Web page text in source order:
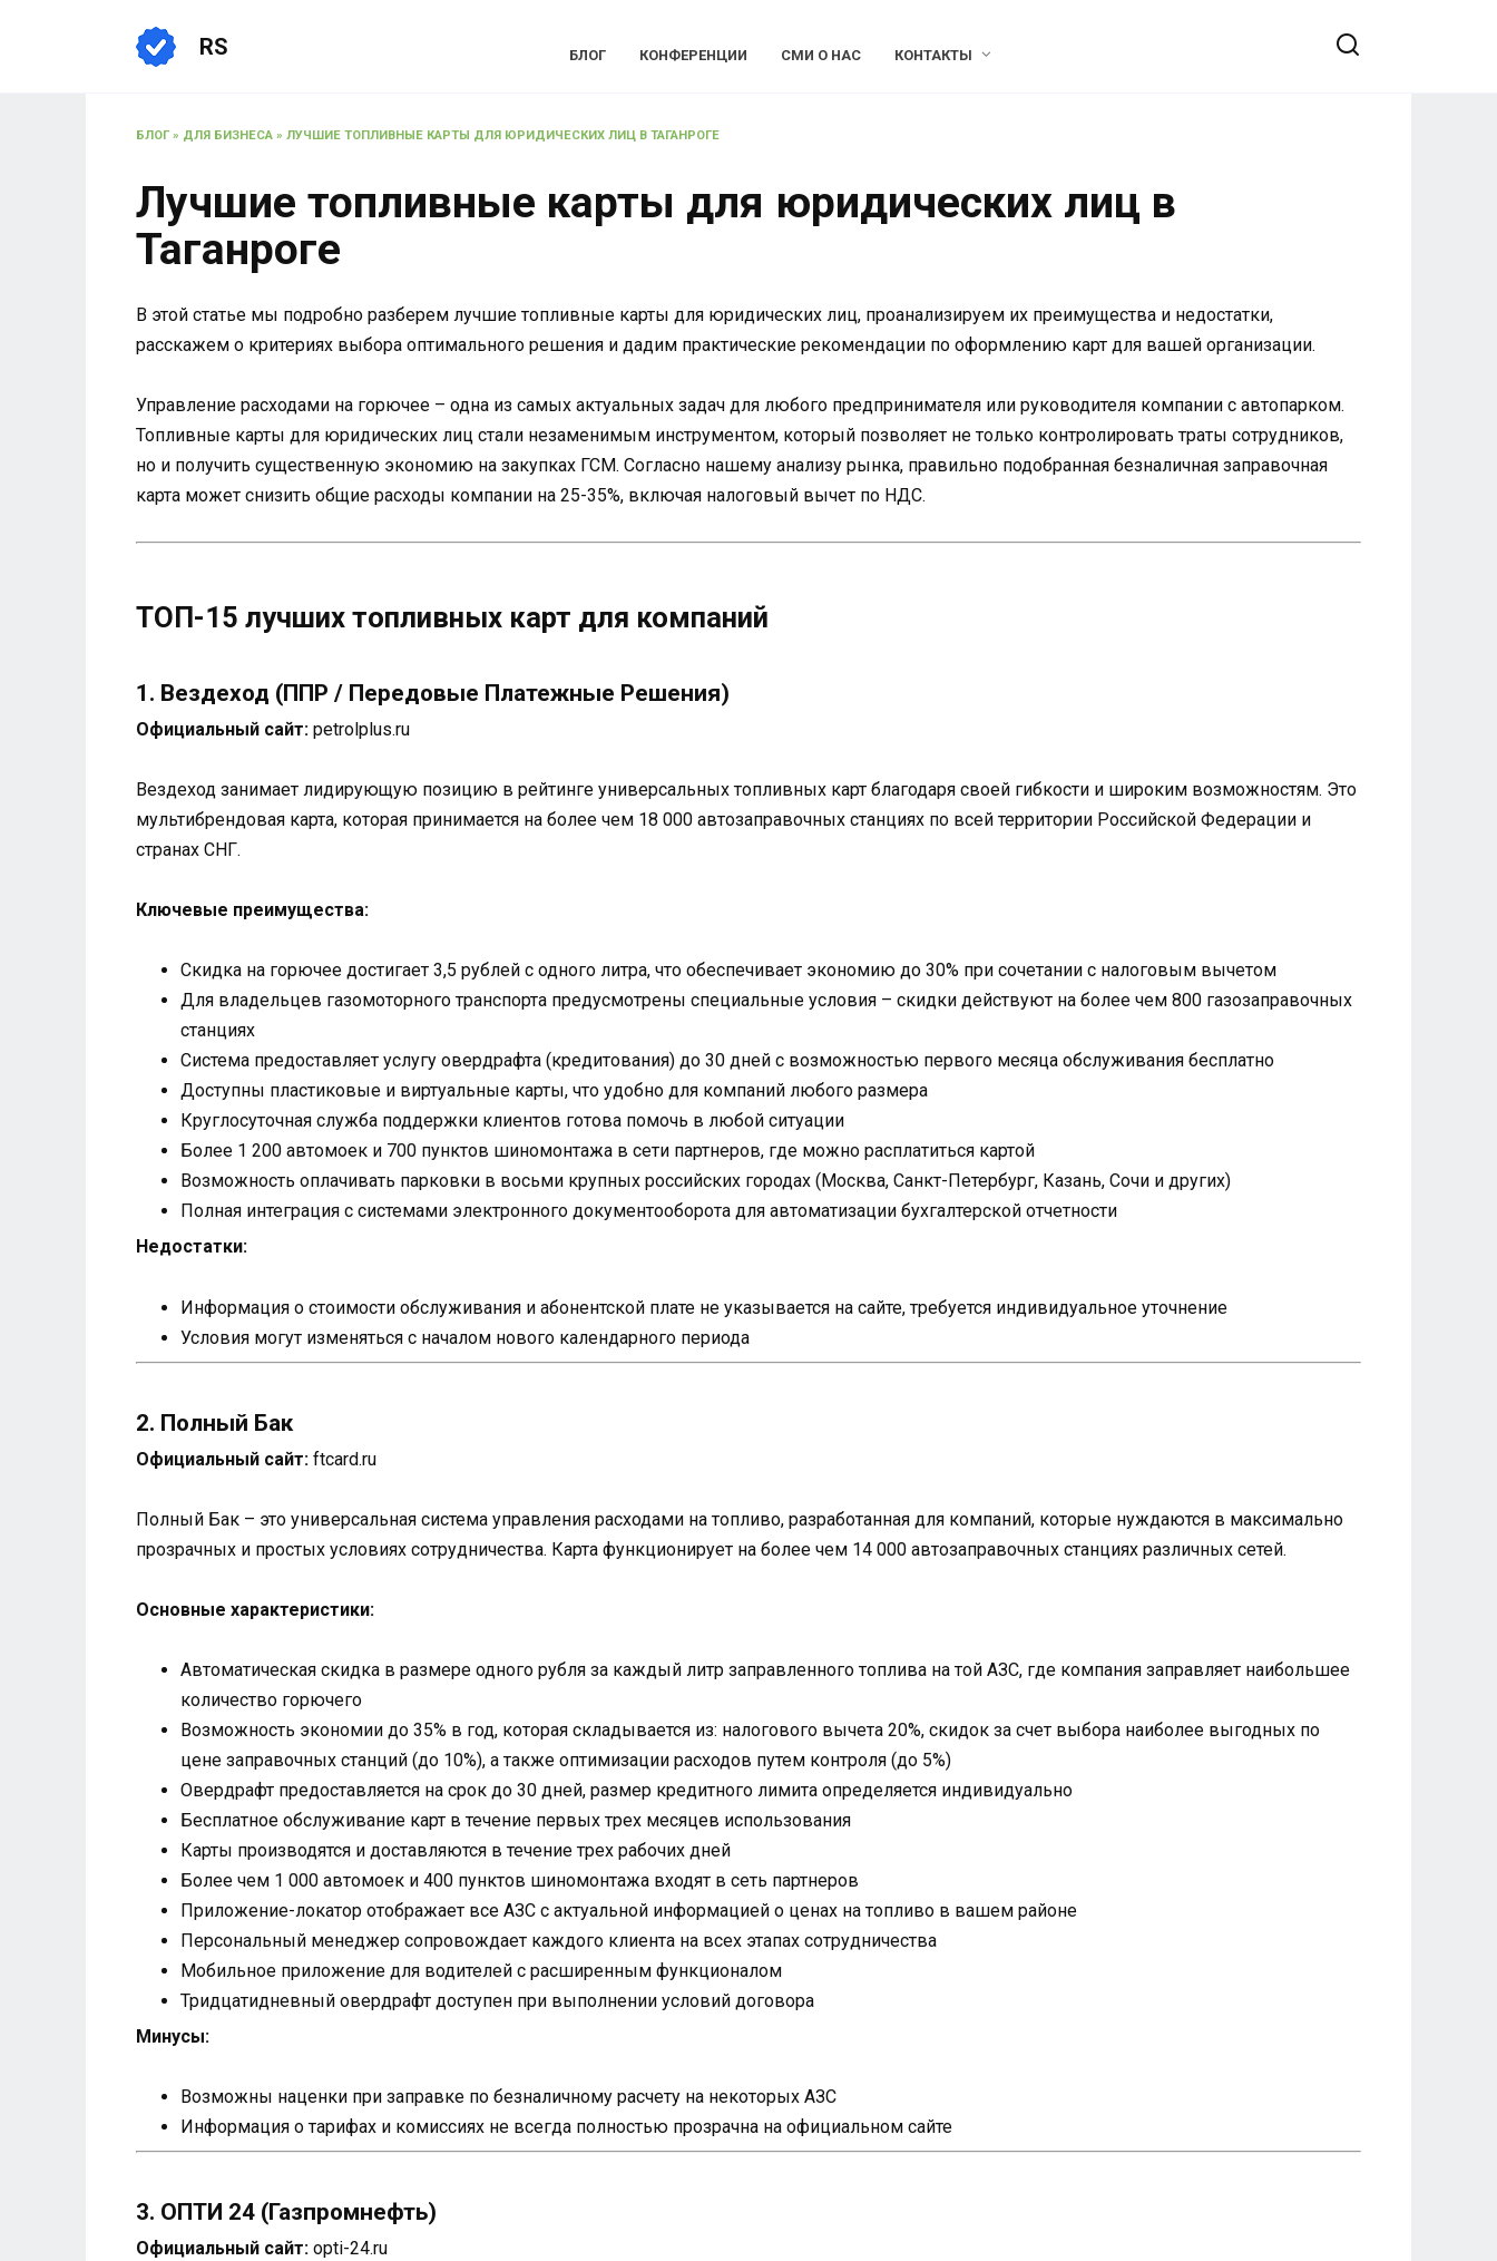
RS БЛОГ КОНФЕРЕНЦИИ СМИ О НАС КОНТАКТЫ
БЛОГ» ДЛЯ БИЗНЕСА » ЛУЧШИЕ ТОПЛИВНЫЕ КАРТЫ ДЛЯ ЮРИДИЧЕСКИХ ЛИЦ В ТАГАНРОГЕ
Лучшие топливные карты для юридических лиц в
Таганроге
В этой статье мы подробно разберем лучшие топливные карты для юридических лиц, проанализируем их преимущества и недостатки,
расскажем о критериях выбора оптимального решения и дадим практические рекомендации по оформлению карт для вашей организации.
Управление расходами на горючее – одна из самых актуальных задач для любого предпринимателя или руководителя компании с автопарком.
Топливные карты для юридических лиц стали незаменимым инструментом, который позволяет не только контролировать траты сотрудников,
но и получить существенную экономию на закупках ГСМ. Согласно нашему анализу рынка, правильно подобранная безналичная заправочная
карта может снизить общие расходы компании на 25-35%, включая налоговый вычет по НДС.
ТОП-15 лучших топливных карт для компаний
1. Вездеход (ППР / Передовые Платежные Решения)
Официальный сайт: petrolplus.ru
Вездеход занимает лидирующую позицию в рейтинге универсальных топливных карт благодаря своей гибкости и широким возможностям. Это
мультибрендовая карта, которая принимается на более чем 18 000 автозаправочных станциях по всей территории Российской Федерации и
странах СНГ.
Ключевые преимущества:
Скидка на горючее достигает 3,5 рублей с одного литра, что обеспечивает экономию до 30% при сочетании с налоговым вычетом
Для владельцев газомоторного транспорта предусмотрены специальные условия – скидки действуют на более чем 800 газозаправочных
станциях
Система предоставляет услугу овердрафта (кредитования) до 30 дней с возможностью первого месяца обслуживания бесплатно
Доступны пластиковые и виртуальные карты, что удобно для компаний любого размера
Круглосуточная служба поддержки клиентов готова помочь в любой ситуации
Более 1 200 автомоек и 700 пунктов шиномонтажа в сети партнеров, где можно расплатиться картой
Возможность оплачивать парковки в восьми крупных российских городах (Москва, Санкт-Петербург, Казань, Сочи и других)
Полная интеграция с системами электронного документооборота для автоматизации бухгалтерской отчетности
Недостатки:
Информация о стоимости обслуживания и абонентской плате не указывается на сайте, требуется индивидуальное уточнение
Условия могут изменяться с началом нового календарного периода
2. Полный Бак
Официальный сайт: ftcard.ru
Полный Бак – это универсальная система управления расходами на топливо, разработанная для компаний, которые нуждаются в максимально
прозрачных и простых условиях сотрудничества. Карта функционирует на более чем 14 000 автозаправочных станциях различных сетей.
Основные характеристики:
Автоматическая скидка в размере одного рубля за каждый литр заправленного топлива на той АЗС, где компания заправляет наибольшее
количество горючего
Возможность экономии до 35% в год, которая складывается из: налогового вычета 20%, скидок за счет выбора наиболее выгодных по
цене заправочных станций (до 10%), а также оптимизации расходов путем контроля (до 5%)
Овердрафт предоставляется на срок до 30 дней, размер кредитного лимита определяется индивидуально
Бесплатное обслуживание карт в течение первых трех месяцев использования
Карты производятся и доставляются в течение трех рабочих дней
Более чем 1 000 автомоек и 400 пунктов шиномонтажа входят в сеть партнеров
Приложение-локатор отображает все АЗС с актуальной информацией о ценах на топливо в вашем районе
Персональный менеджер сопровождает каждого клиента на всех этапах сотрудничества
Мобильное приложение для водителей с расширенным функционалом
Тридцатидневный овердрафт доступен при выполнении условий договора
Минусы:
Возможны наценки при заправке по безналичному расчету на некоторых АЗС
Информация о тарифах и комиссиях не всегда полностью прозрачна на официальном сайте
3. ОПТИ 24 (Газпромнефть)
Официальный сайт: opti-24.ru